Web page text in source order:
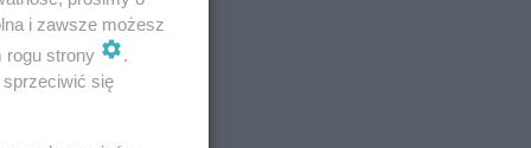
i zawsze możesz
rogu strony
.
się